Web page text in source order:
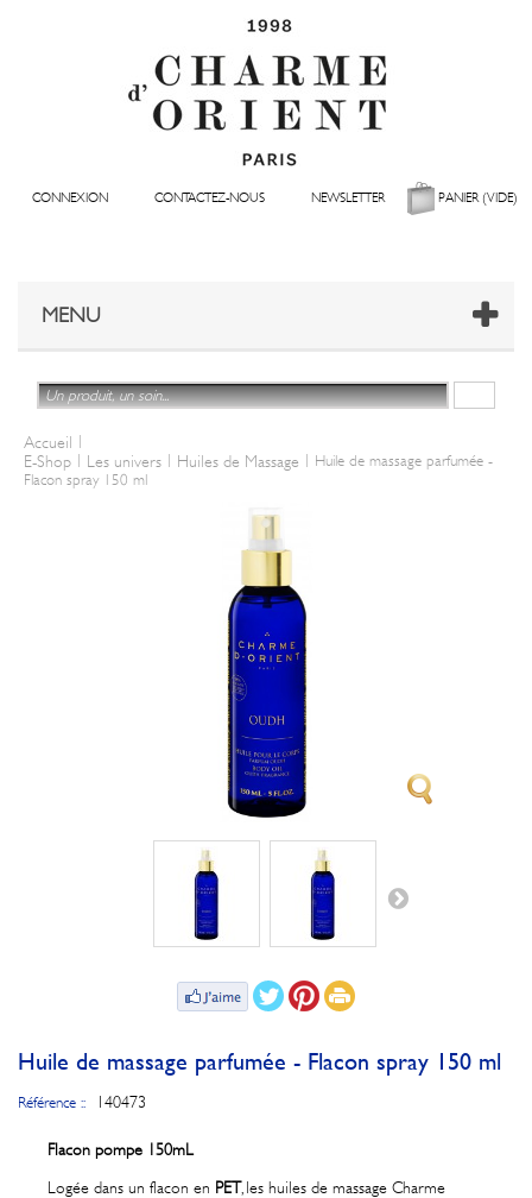
CONNEXION CONTACTEZ-NOUS NEWSLETTER PANIER(VIDE)
MENU
Accueil |
E-Shop | Les univers | Huiles de Massage | Huile de massage parfumée -
Flacon spray 150 ml
Huile de massage parfumée - Flacon spray 150 ml
Référence :: 140473
Flacon pompe 150mL
Logée dans un flacon en PET, les huiles de massage Charme